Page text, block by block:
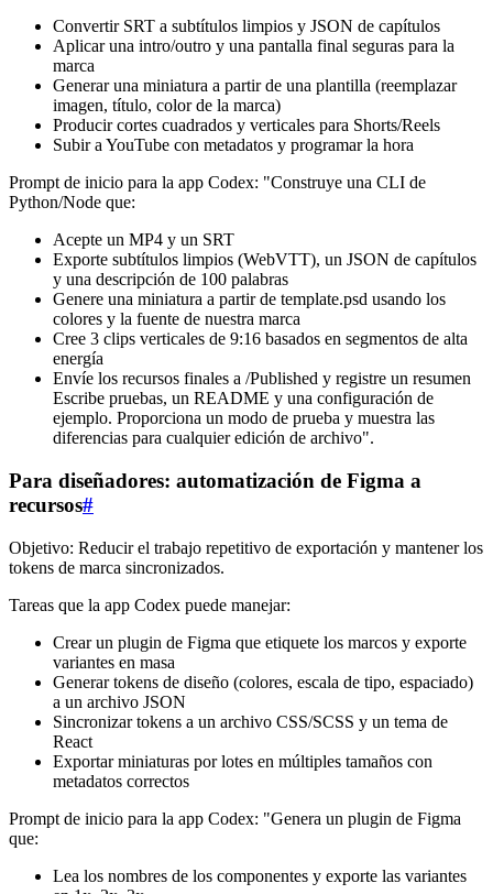
Convertir SRT a subtítulos limpios y JSON de capítulos
Aplicar una intro/outro y una pantalla final seguras para la
marca
Generar una miniatura a partir de una plantilla (reemplazar
imagen, título, color de la marca)
Producir cortes cuadrados y verticales para Shorts/Reels
Subir a YouTube con metadatos y programar la hora
Prompt de inicio para la app Codex: "Construye una CLI de
Python/Node que:
Acepte un MP4 y un SRT
Exporte subtítulos limpios (WebVTT), un JSON de capítulos
y una descripción de 100 palabras
Genere una miniatura a partir de template.psd usando los
colores y la fuente de nuestra marca
Cree 3 clips verticales de 9:16 basados en segmentos de alta
energía
Envíe los recursos finales a /Published y registre un resumen
Escribe pruebas, un README y una configuración de
ejemplo. Proporciona un modo de prueba y muestra las
diferencias para cualquier edición de archivo".
Para diseñadores: automatización de Figma a
recursos#
Objetivo: Reducir el trabajo repetitivo de exportación y mantener los
tokens de marca sincronizados.
Tareas que la app Codex puede manejar:
Crear un plugin de Figma que etiquete los marcos y exporte
variantes en masa
Generar tokens de diseño (colores, escala de tipo, espaciado)
a un archivo JSON
Sincronizar tokens a un archivo CSS/SCSS y un tema de
React
Exportar miniaturas por lotes en múltiples tamaños con
metadatos correctos
Prompt de inicio para la app Codex: "Genera un plugin de Figma
que:
Lea los nombres de los componentes y exporte las variantes